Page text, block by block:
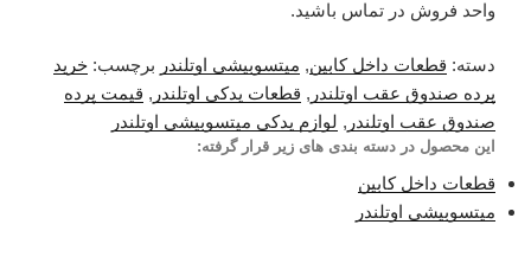
واحد فروش در تماس باشید.
دسته: قطعات داخل کابین, میتسوبیشی اوتلندر برچسب: خرید
پرده صندوق عقب اوتلندر , قطعات یدکی اوتلندر , قیمت پرده
صندوق عقب اوتلندر , لوازم یدکی میتسوبیشی اوتلندر
این محصول در دسته بندی های زیر قرار گرفته:
قطعات داخل کابین
میتسوبیشی اوتلندر